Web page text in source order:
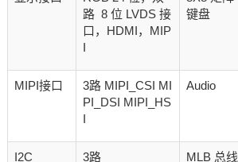
路 8 位 LVDS 接
口，HDMI，MIP
I
键盘
MIPI接口
3路 MIPI_CSI MI
PI_DSI MIPI_HS
I
Audio
I2C 3路 MLB 总线